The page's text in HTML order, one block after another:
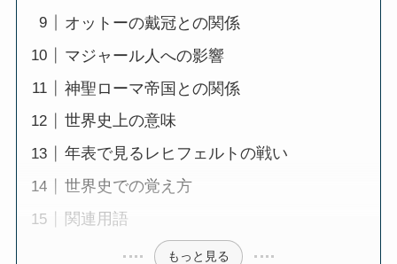
オットーの戴冠との関係
マジャール人への影響
神聖ローマ帝国との関係
世界史上の意味
年表で見るレヒフェルトの戦い
世界史での覚え方
関連用語
もっと見る